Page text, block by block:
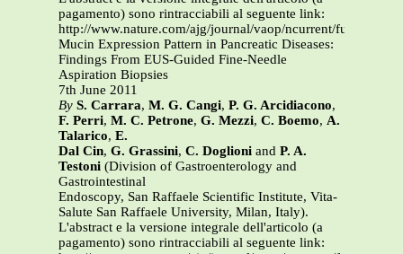
pagamento) sono rintracciabili al seguente link:
http://www.nature.com/ajg/journal/vaop/ncurrent/full/
Mucin Expression Pattern in Pancreatic Diseases:
Findings From EUS-Guided Fine-Needle
Aspiration Biopsies
7th June 2011
By S. Carrara, M. G. Cangi, P. G. Arcidiacono,
F. Perri, M. C. Petrone, G. Mezzi, C. Boemo, A.
Talarico, E.
Dal Cin, G. Grassini, C. Doglioni and P. A.
Testoni (Division of Gastroenterology and
Gastrointestinal
Endoscopy, San Raffaele Scientific Institute, Vita-
Salute San Raffaele University, Milan, Italy).
L'abstract e la versione integrale dell'articolo (a
pagamento) sono rintracciabili al seguente link: